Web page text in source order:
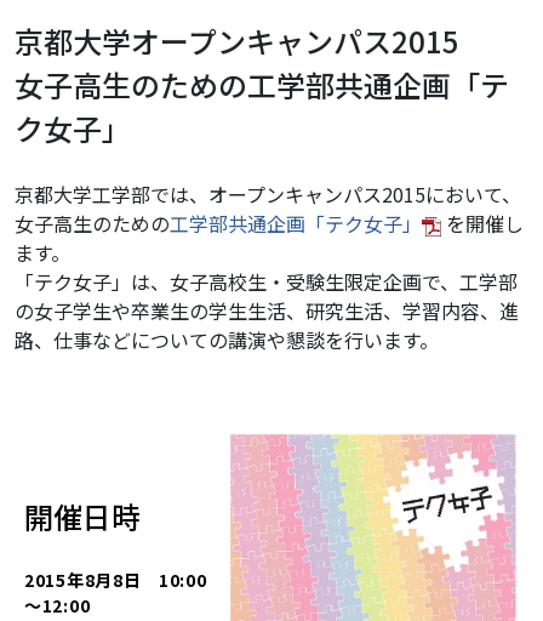
し
た】
女
子
生
の
め
の
工
画
ク
女
京都大学オープンキャンパス2015
女子高生のための工学部共通企画「テ
ク女子」
京都大学工学部では、オープンキャンパス2015において、
女子高生のための工学部共通企画「テク女子」
を開催し
ます。
「テク女子」は、女子高校生・受験生限定企画で、工学部
の女子学生や卒業生の学生生活、研究生活、学習内容、進
路、仕事などについての講演や懇談を行います。
開催日時
2015年8月8日 10:00
～12:00